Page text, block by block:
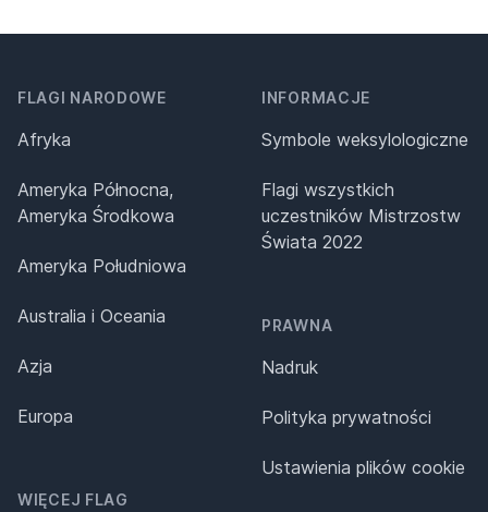
FLAGI NARODOWE
Afryka
Ameryka Północna,
Ameryka Środkowa
Ameryka Południowa
Australia i Oceania
Azja
Europa
WIĘCEJ FLAG
INFORMACJE
Symbole weksylologiczne
Flagi wszystkich
uczestników Mistrzostw
Świata 2022
PRAWNA
Nadruk
Polityka prywatności
Ustawienia plików cookie